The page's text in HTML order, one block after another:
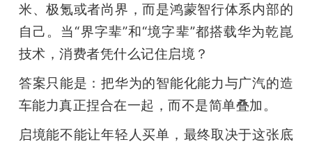
米、极氪或者尚界，而是鸿蒙智行体系内部的
自己。当“界字辈”和“境字辈”都搭载华为乾崑
技术，消费者凭什么记住启境？
答案只能是：把华为的智能化能力与广汽的造
车能力真正捏合在一起，而不是简单叠加。
启境能不能让年轻人买单，最终取决于这张底